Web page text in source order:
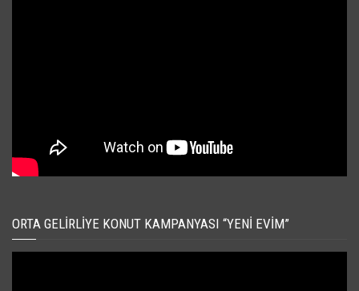
ORTA GELIRLIYE KONUT KAMPANYASI “YENI EVIM”